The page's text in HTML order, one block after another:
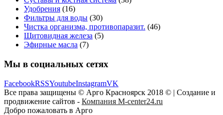
Удобрения (16)
Фильтры для воды (30)
Чистка организма, противопаразит. (46)
Щитовидная железа (5)
Эфирные масла (7)
Мы в социальных сетях
FacebookRSSYoutubeInstagramVK
Все права защищены © Арго Красноярск 2018 © | Создание и
продвижение сайтов - Компания M-center24.ru
Добро пожаловать в Арго